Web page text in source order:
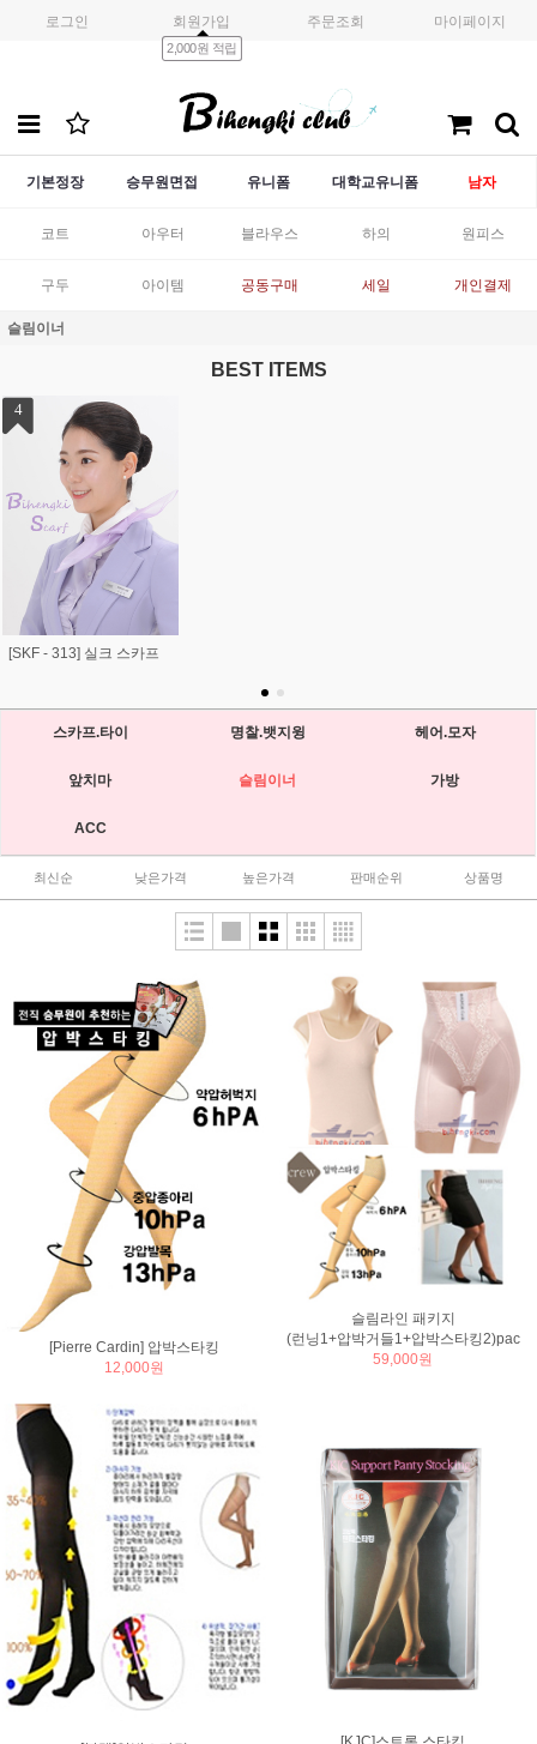
로그인 회원가입
2,000원 적립
주문조회 마이페이지
기본정장 승무원면접 유니폼 대학교유니폼 남자
코트 아우터 블라우스 하의 원피스
구두 아이템 공동구매 세일 개인결제
슬림이너
BEST ITEMS
1
베이지 실크 스카프
스카프.타이 명찰.뱃지윙 헤어.모자
앞치마 슬림이너 가방
ACC
최신순 낮은가격 높은가격 판매순위 상품명
[Pierre Cardin] 압박스타킹
12,000원
슬림라인 패키지
(런닝1+압박거들1+압박스타킹2)pac
59,000원